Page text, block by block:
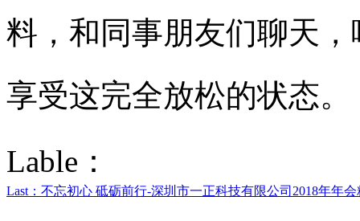
料，和同事朋友们聊天
享受这完全放松的状态。
Lable：
Last：不忘初心 砥砺前行-深圳市一正科技有限公司2018年年会